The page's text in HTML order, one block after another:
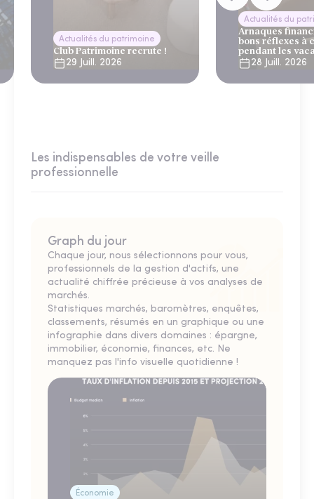
Actualités du patrimoine
Club Patrimoine recrute !
29 Juill. 2026
Actualités du
Arnaques
bons réflexes à
pendant les
28 Juill. 2026
Les indispensables de votre veille
professionnelle
Graph du jour
Chaque jour, nous sélectionnons pour vous,
professionnels de la gestion d'actifs, une
actualité chiffrée précieuse à vos analyses de
marchés.
Statistiques marchés, baromètres, enquêtes,
classements, résumés en un graphique ou une
infographie dans divers domaines : épargne,
immobilier, économie, finances, etc. Ne
manquez pas l'info visuelle quotidienne !
Économie